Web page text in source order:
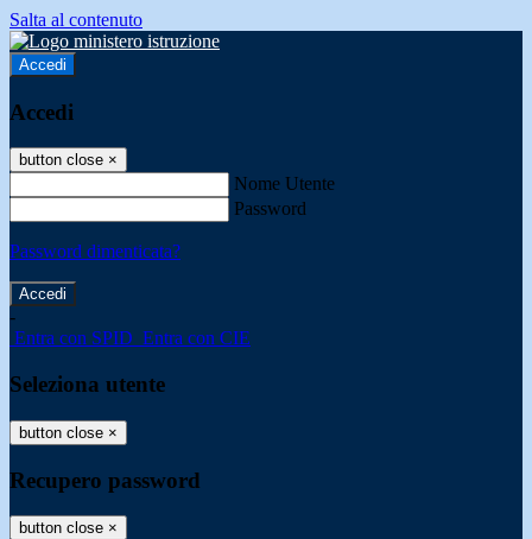
Salta al contenuto
Accedi
Accedi
button close ×
Nome Utente
Password
Password dimenticata?
-
Entra con SPID Entra con CIE
Seleziona utente
button close ×
Recupero password
button close ×